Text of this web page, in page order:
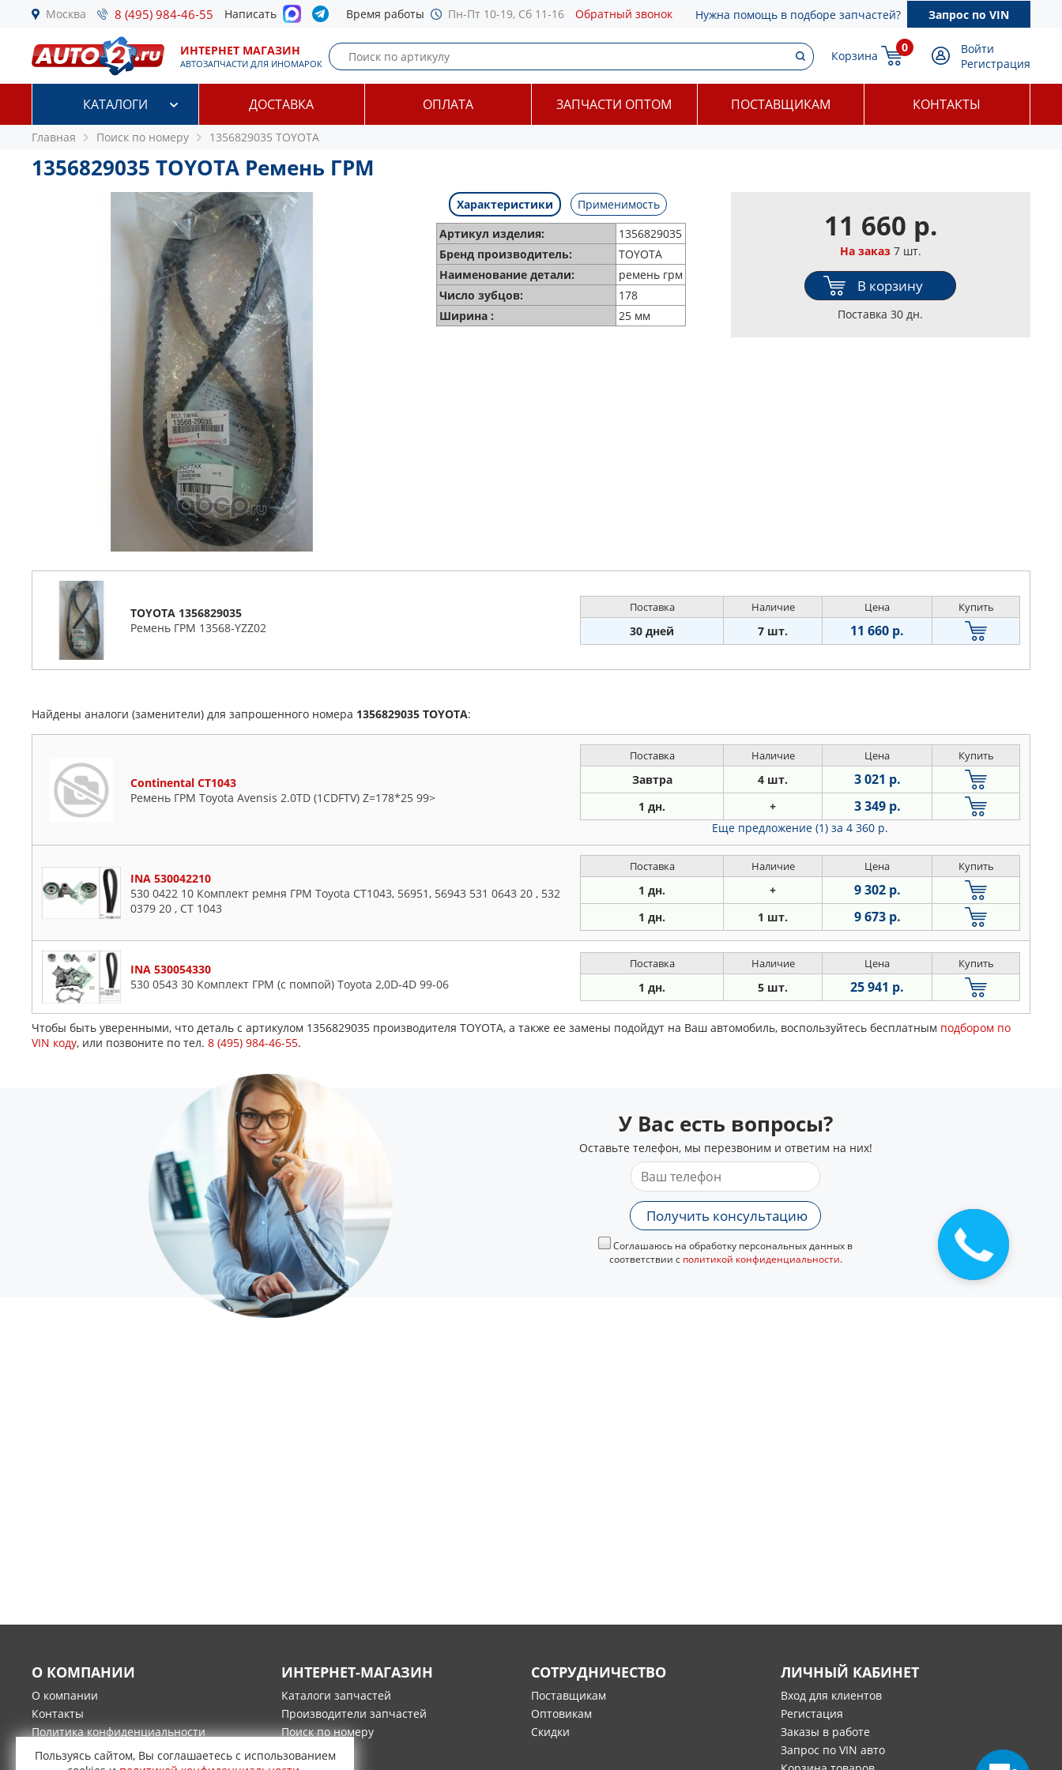
Москва 8 (495) 984-46-55 Написать Время работы Пн-Пт 10-19, Сб 11-16 Обратный звонок Нужна помощь в подборе запчастей? Запрос по VIN
ИНТЕРНЕТ МАГАЗИН
АВТОЗАПЧАСТИ ДЛЯ ИНОМАРОК
Корзина
0
Войти
Регистрация
КАТАЛОГИ ДОСТАВКА ОПЛАТА ЗАПЧАСТИ ОПТОМ ПОСТАВЩИКАМ КОНТАКТЫ
Главная Поиск по номеру 1356829035 TOYOTA
1356829035 TOYOTA Ремень ГРМ
Характеристики
Применимость
Артикул изделия:
1356829035
Бренд производитель:
TOYOTA
Наименование детали:
ремень грм
Число зубцов:
178
Ширина :
25 мм
11 660 р.
На заказ7 шт.
В корзину
Поставка 30 дн.
TOYOTA 1356829035
Ремень ГРМ 13568-YZZ02
Поставка Наличие Цена Купить
30 дней 7 шт. 11 660 р.
Найдены аналоги (заменители) для запрошенного номера 1356829035 TOYOTA:
Continental CT1043
Ремень ГРМ Toyota Avensis 2.0TD (1CDFTV) Z=178*25 99>
Поставка Наличие Цена Купить
Завтра 4 шт. 3 021 р.
1 дн. + 3 349 р.
Еще предложение (1) за 4 360 р.
INA 530042210
530 0422 10 Комплект ремня ГРМ Toyota CT1043, 56951, 56943 531 0643 20 , 532
0379 20 , CT 1043
Поставка Наличие Цена Купить
1 дн. + 9 302 р.
1 дн. 1 шт. 9 673 р.
INA 530054330
530 0543 30 Комплект ГРМ (с помпой) Toyota 2,0D-4D 99-06
Поставка Наличие Цена Купить
1 дн. 5 шт. 25 941 р.
Чтобы быть уверенными, что деталь с артикулом 1356829035 производителя TOYOTA, а также ее замены подойдут на Ваш автомобиль, воспользуйтесь бесплатным подбором по
VIN коду, или позвоните по тел. 8 (495) 984-46-55.
У Вас есть вопросы?
Оставьте телефон, мы перезвоним и ответим на них!
Получить консультацию
Соглашаюсь на обработку персональных данных в
соответствии с политикой конфиденциальности.
О КОМПАНИИ
О компании
Контакты
Политика конфиденциальности
Гарантия и возврат товара
ИНТЕРНЕТ-МАГАЗИН
Каталоги запчастей
Производители запчастей
Поиск по номеру
СОТРУДНИЧЕСТВО
Поставщикам
Оптовикам
Скидки
ЛИЧНЫЙ КАБИНЕТ
Вход для клиентов
Регистация
Заказы в работе
Запрос по VIN авто
Пользуясь сайтом, Вы соглашаетесь с использованием